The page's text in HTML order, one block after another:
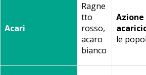
Acari
Ragne
tto
rosso,
acaro
bianco
Azione
le